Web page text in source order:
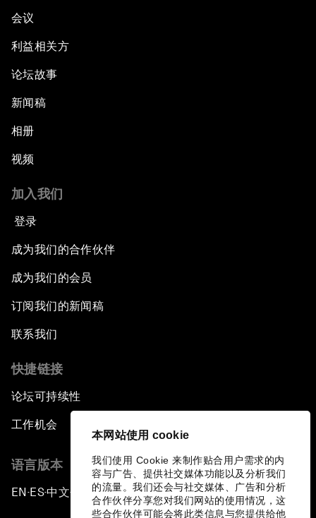
本网站使用 cookie
我们使用 Cookie 来制作贴合用户需求的内
容与广告、提供社交媒体功能以及分析我们
的流量。我们还会与社交媒体、广告和分析
合作伙伴分享您对我们网站的使用情况，这
些合作伙伴可能会将此类信息与您提供给他
会议
利益相关方
论坛故事
新闻稿
相册
视频
加入我们
登录
成为我们的合作伙伴
成为我们的会员
订阅我们的新闻稿
联系我们
快捷链接
论坛可持续性
工作机会
语言版本
EN ▪ES▪中文▪ 日本語